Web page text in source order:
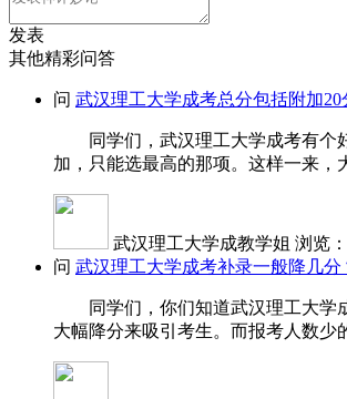
发表
其他精彩问答
问 武汉理工大学成考总分包括附加
同学们，武汉理工大学成考有个好
加，只能选最高的那项。这样一来，
武汉理工大学成教学姐 浏览
问 武汉理工大学成考补录一般降几分
同学们，你们知道武汉理工大学成
大幅降分来吸引考生。而报考人数少